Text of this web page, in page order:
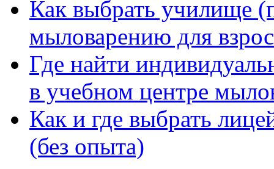
Как выбрать училище
мыловарению для
Где найти
в учебном центре
Как и где выбрать
(без опыта)